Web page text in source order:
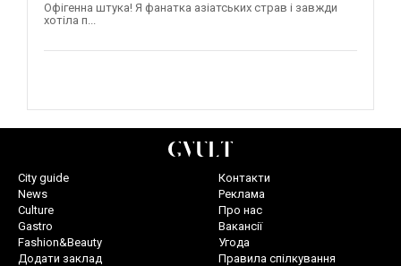
Офігенна штука! Я фанатка азіатських страв і завжди
хотіла п...
City guide
News
Culture
Gastro
Fashion&Beauty
Додати заклад
Контакти
Реклама
Про нас
Вакансії
Угода
Правила спілкування